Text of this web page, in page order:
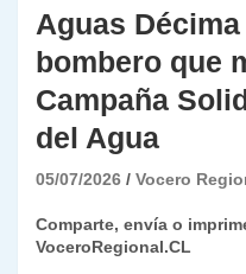
Aguas
bombero que
Campaña
del Agua
05/07/2026 Vocero
Comparte, envía o
VoceroRegional.CL